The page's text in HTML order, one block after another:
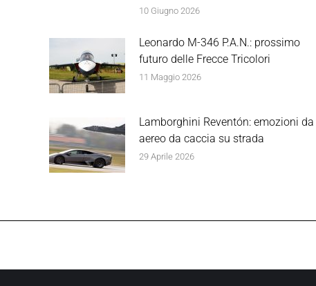
10 Giugno 2026
Leonardo M-346 P.A.N.: prossimo
futuro delle Frecce Tricolori
11 Maggio 2026
Lamborghini Reventón: emozioni da
aereo da caccia su strada
29 Aprile 2026